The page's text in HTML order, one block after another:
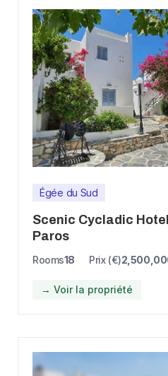
Égée du Sud
Scenic Cycladic
Paros
Rooms18 Prix (€)
→ Voir la propriété